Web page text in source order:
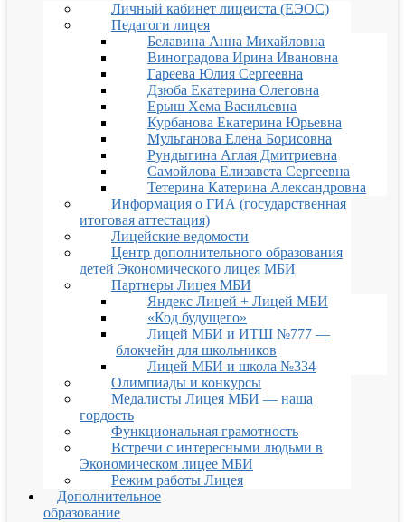
Личный кабинет лицеиста (ЕЭОС)
Педагоги лицея
Белавина Анна Михайловна
Виноградова Ирина Ивановна
Гареева Юлия Сергеевна
Дзюба Екатерина Олеговна
Ерыш Хема Васильевна
Курбанова Екатерина Юрьевна
Мульганова Елена Борисовна
Рундыгина Аглая Дмитриевна
Самойлова Елизавета Сергеевна
Тетерина Катерина Александровна
Информация о ГИА (государственная
итоговая аттестация)
Лицейские ведомости
Центр дополнительного образования
детей Экономического лицея МБИ
Партнеры Лицея МБИ
Яндекс Лицей + Лицей МБИ
«Код будущего»
Лицей МБИ и ИТШ №777 —
блокчейн для школьников
Лицей МБИ и школа №334
Олимпиады и конкурсы
Медалисты Лицея МБИ — наша
гордость
Функциональная грамотность
Встречи с интересными людьми в
Экономическом лицее МБИ
Режим работы Лицея
Дополнительное
образование